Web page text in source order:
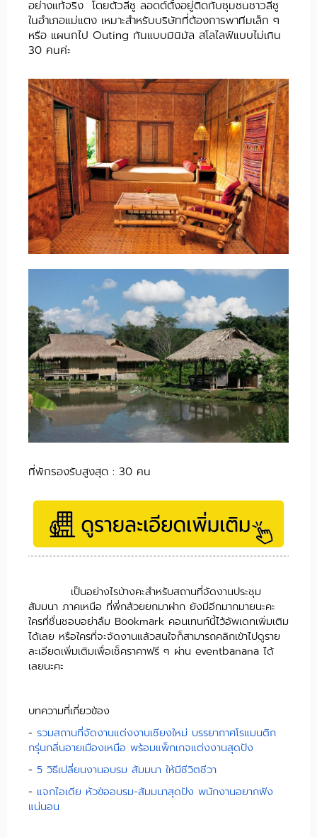
อย่างแท้จริง โดยตัวลีซู ลอดต์ตั้งอยู่ติดกับชุมชนชาวลีซู
ในอำเภอแม่แตง เหมาะสำหรับบริษัทที่ต้องการพาทีมเล็ก ๆ
หรือ แผนกไป Outing กันแบบมินิมัล สโลไลฟ์แบบไม่เกิน
30 คนค่ะ
ที่พักรองรับสูงสุด : 30 คน
เป็นอย่างไรบ้างคะสำหรับสถานที่จัดงานประชุม
สัมมนา ภาคเหนือ ที่พี่กล้วยยกมาฝาก ยังมีอีกมากมายนะคะ
ใครที่ชื่นชอบอย่าลืม Bookmark คอนเทนท์นี้ไว้อัพเดทเพิ่มเติม
ได้เลย หรือใครที่จะจัดงานแล้วสนใจก็สามารถคลิกเข้าไปดูราย
ละเอียดเพิ่มเติมเพื่อเช็คราคาฟรี ๆ ผ่าน eventbanana ได้
เลยนะคะ
บทความที่เกี่ยวข้อง
- รวมสถานที่จัดงานแต่งงานเชียงใหม่ บรรยากาศโรแมนติก
กรุ่นกลิ่นอายเมืองเหนือ พร้อมแพ็กเกจแต่งงานสุดปัง
- 5 วิธีเปลี่ยนงานอบรม สัมมนา ให้มีชีวิตชีวา
- แจกไอเดีย หัวข้ออบรม-สัมมนาสุดปัง พนักงานอยากฟัง
แน่นอน